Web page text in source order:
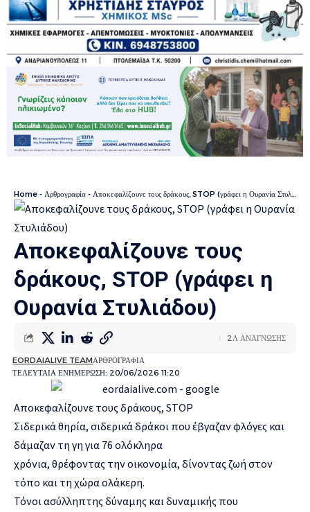
Home - Αρθρογραφία - Αποκεφαλίζουνε τους δράκους, STOP (γράφει η Ουρανία Στυλιάδου)
Αποκεφαλίζουνε τους
δράκους, STOP (γράφει η
Ουρανία Στυλιάδου)
ΤΕΛΕΥΤΑΙΑ ΕΝΗΜΕΡΩΣΗ: 20/06/2026 11:20
EORDAIALIVE TEAMΑΡΘΡΟΓΡΑΦΙΑ
2Λ ΑΝΑΓΝΩΣΗΣ
Αποκεφαλίζουνε τους δράκους, STOP
Σιδερικά θηρία, σιδερικά δράκοι που έβγαζαν φλόγες και
δάμαζαν τη γη για 76 ολόκληρα
χρόνια, θρέφοντας την οικονομία, δίνοντας ζωή στον
τόπο και τη χώρα ολάκερη.
Τόνοι ασύλληπτης δύναμης και δυναμικής που